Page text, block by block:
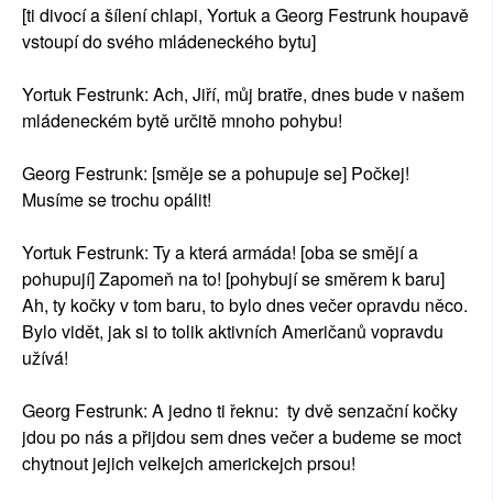
[ti divocí a šílení chlapi, Yortuk a Georg Festrunk houpavě
vstoupí do svého mládeneckého bytu]
Yortuk Festrunk: Ach, Jiří, můj bratře, dnes bude v našem
mládeneckém bytě určitě mnoho pohybu!
Georg Festrunk: [směje se a pohupuje se] Počkej!
Musíme se trochu opálit!
Yortuk Festrunk: Ty a která armáda! [oba se smějí a
pohupují] Zapomeň na to! [pohybují se směrem k baru]
Ah, ty kočky v tom baru, to bylo dnes večer opravdu něco.
Bylo vidět, jak si to tolik aktivních Američanů vopravdu
užívá!
Georg Festrunk: A jedno ti řeknu: ty dvě senzační kočky
jdou po nás a přijdou sem dnes večer a budeme se moct
chytnout jejich velkejch americkejch prsou!